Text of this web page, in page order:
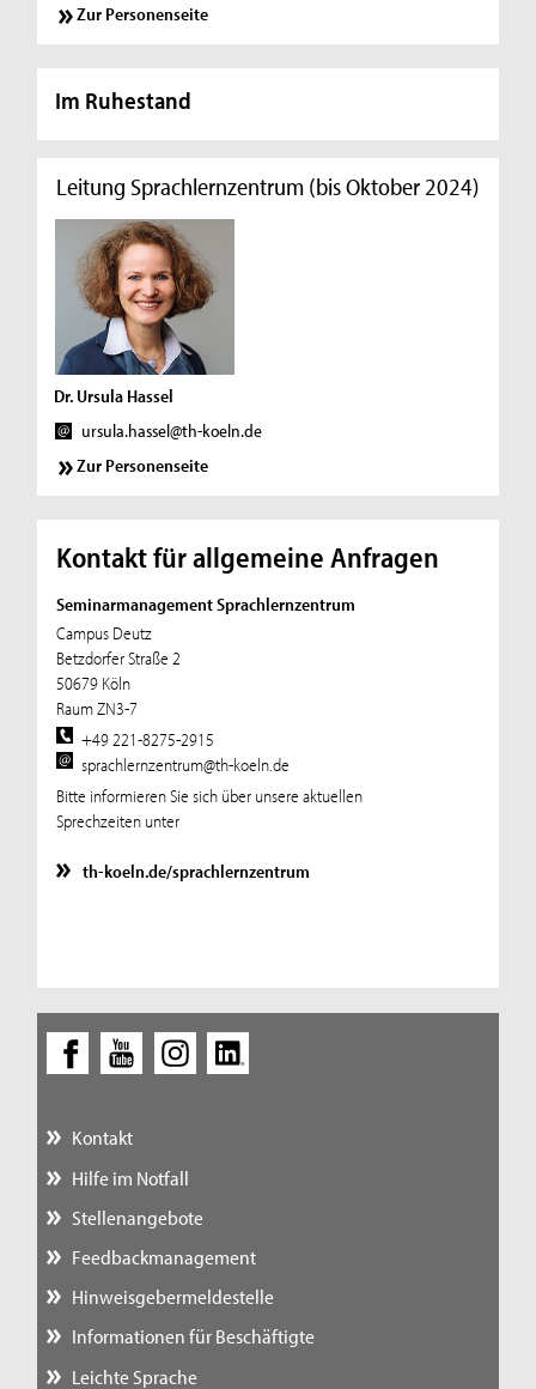
Zur Personenseite
Im Ruhestand
Leitung Sprachlernzentrum (bis Oktober 2024)
Dr. Ursula Hassel
ursula.hassel@th-koeln.de
Zur Personenseite
Kontakt für allgemeine Anfragen
Seminarmanagement Sprachlernzentrum
Campus Deutz
Betzdorfer Straße 2
50679 Köln
Raum ZN3-7
+49 221-8275-2915
sprachlernzentrum@th-koeln.de
Bitte informieren Sie sich über unsere aktuellen
Sprechzeiten unter
th-koeln.de/sprachlernzentrum
Kontakt
Hilfe im Notfall
Stellenangebote
Feedbackmanagement
Hinweisgebermeldestelle
Informationen für Beschäftigte
Leichte Sprache